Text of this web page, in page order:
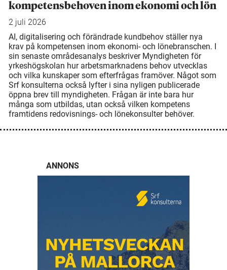
kompetensbehoven inom ekonomi och lön
2 juli 2026
AI, digitalisering och förändrade kundbehov ställer nya
krav på kompetensen inom ekonomi- och lönebranschen. I
sin senaste områdesanalys beskriver Myndigheten för
yrkeshögskolan hur arbetsmarknadens behov utvecklas
och vilka kunskaper som efterfrågas framöver. Något som
Srf konsulterna också lyfter i sina nyligen publicerade
öppna brev till myndigheten. Frågan är inte bara hur
många som utbildas, utan också vilken kompetens
framtidens redovisnings- och lönekonsulter behöver.
ANNONS